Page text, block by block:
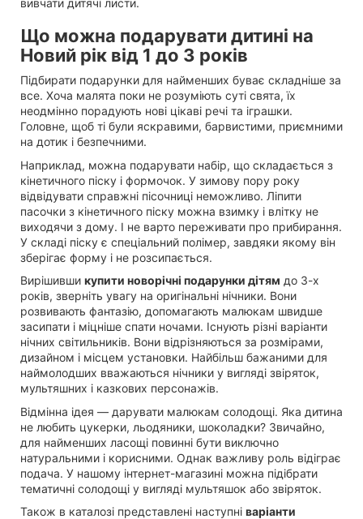
Що можна подарувати дитині на
Новий рік від 1 до 3 років
Підбирати подарунки для найменших буває складніше за
все. Хоча малята поки не розуміють суті свята, їх
неодмінно порадують нові цікаві речі та іграшки.
Головне, щоб ті були яскравими, барвистими, приємними
на дотик і безпечними.
Наприклад, можна подарувати набір, що складається з
кінетичного піску і формочок. У зимову пору року
відвідувати справжні пісочниці неможливо. Ліпити
пасочки з кінетичного піску можна взимку і влітку не
виходячи з дому. І не варто переживати про прибирання.
У складі піску є спеціальний полімер, завдяки якому він
зберігає форму і не розсипається.
Вирішивши купити новорічні подарунки дітям до 3-х
років, зверніть увагу на оригінальні нічники. Вони
розвивають фантазію, допомагають малюкам швидше
засипати і міцніше спати ночами. Існують різні варіанти
нічних світильників. Вони відрізняються за розмірами,
дизайном і місцем установки. Найбільш бажаними для
наймолодших вважаються нічники у вигляді звіряток,
мультяшних і казкових персонажів.
Відмінна ідея — дарувати малюкам солодощі. Яка дитина
не любить цукерки, льодяники, шоколадки? Звичайно,
для найменших ласощі повинні бути виключно
натуральними і корисними. Однак важливу роль відіграє
подача. У нашому інтернет-магазині можна підібрати
тематичні солодощі у вигляді мультяшок або звіряток.
Також в каталозі представлені наступні варіанти